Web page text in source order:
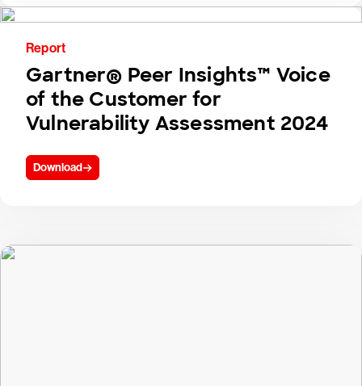
Report
Gartner® Peer Insights™ Voice
of the Customer for
Vulnerability Assessment 2024
Download